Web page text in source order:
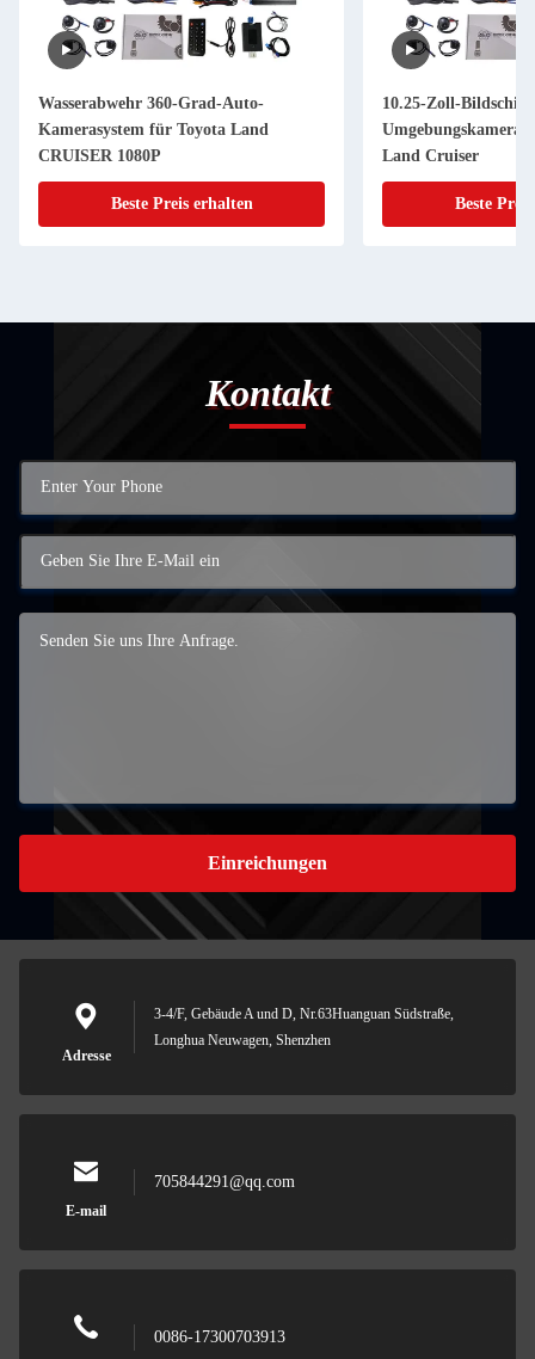
Wasserabwehr 360-Grad-Auto-
Kamerasystem für Toyota Land
CRUISER 1080P
Beste Preis erhalten
10.25-Zoll-
Umgebungskamera-
Land Cruiser
Beste
Kontakt
Einreichungen
Adresse
3-4/F, Gebäude A und D, Nr.63Huanguan Südstraße,
Longhua Neuwagen, Shenzhen
E-mail
705844291@qq.com
0086-17300703913